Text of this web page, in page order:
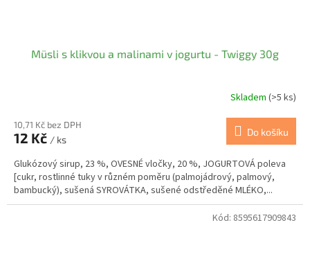
Müsli s klikvou a malinami v jogurtu - Twiggy 30g
Skladem (>5 ks)
10,71 Kč bez DPH
12 Kč / ks
Do košíku
Glukózový sirup, 23 %, OVESNÉ vločky, 20 %, JOGURTOVÁ poleva
[cukr, rostlinné tuky v různém poměru (palmojádrový, palmový,
bambucký), sušená SYROVÁTKA, sušené odstředěné MLÉKO,...
Kód: 8595617909843